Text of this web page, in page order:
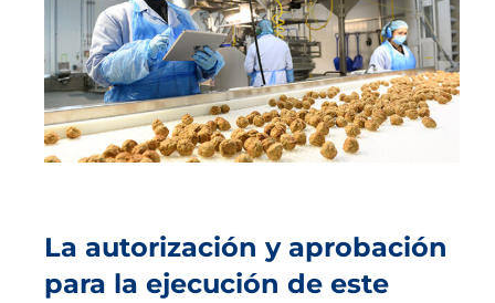
La autorización y aprobación
para la ejecución de este